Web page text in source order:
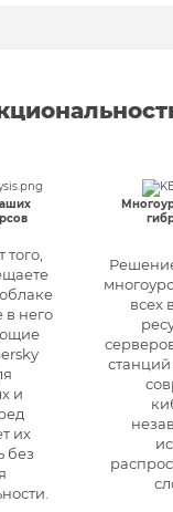
в него
и
их
без
всех
станций